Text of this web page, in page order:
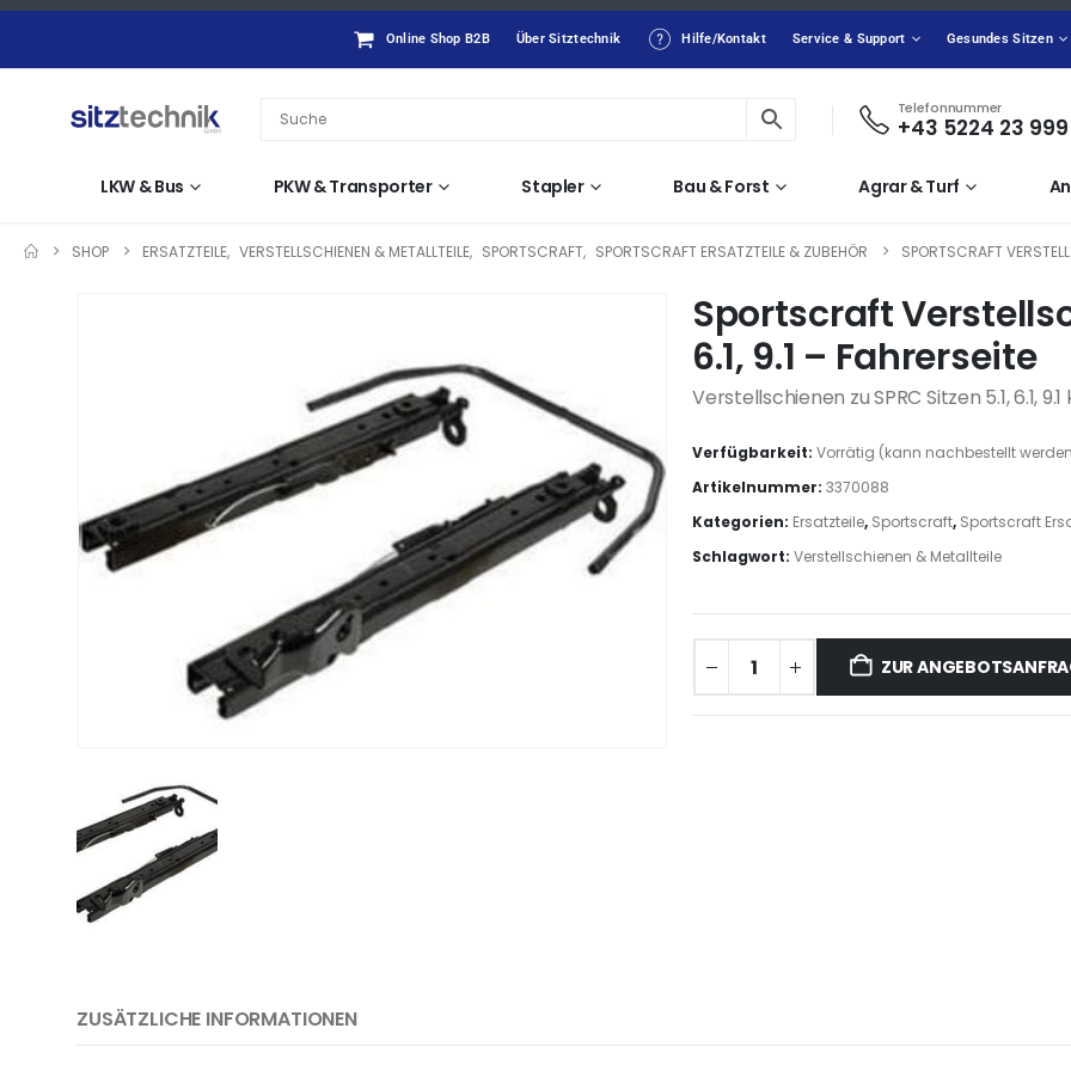
Online Shop B2B Über Sitztechnik Hilfe/Kontakt Service & Support Gesundes Sitzen
Telefonnummer
+43 5224 23 999
LKW & Bus PKW & Transporter Stapler Bau & Forst Agrar & Turf
SHOP ERSATZTEILE, VERSTELLSCHIENEN & METALLTEILE, SPORTSCRAFT, SPORTSCRAFT ERSATZTEILE & ZUBEHÖR SPORTSCRAFT
Sportscraft
6.1, 9.1 – Fahrerseite
Verstellschienen zu SPRC Sitzen 5.1, 6.1,
Verfügbarkeit: Vorrätig (kann nachbestellt
Artikelnummer: 3370088
Kategorien: Ersatzteile, Sportscraft, Sportscraft
Schlagwort: Verstellschienen & Metallteile
ZUR
ZUSÄTZLICHE INFORMATIONEN